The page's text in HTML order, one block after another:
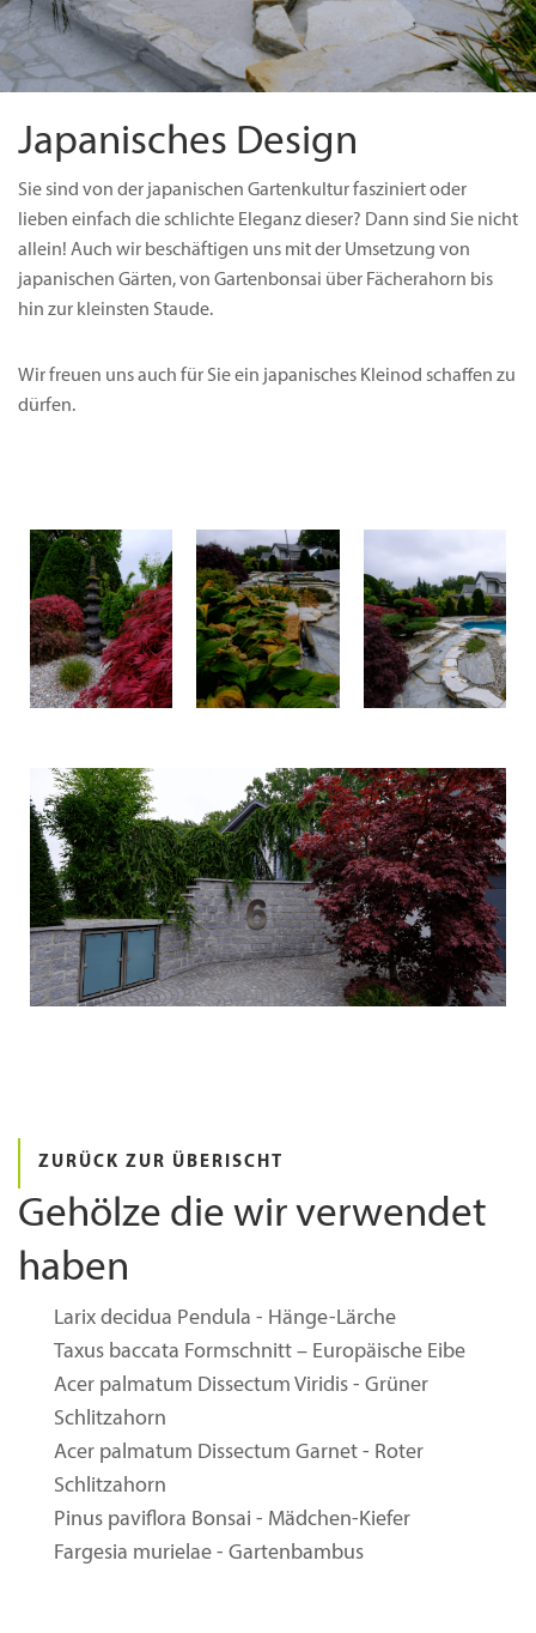
Japanisches Design
Sie sind von der japanischen Gartenkultur fasziniert oder
lieben einfach die schlichte Eleganz dieser? Dann sind Sie nicht
allein! Auch wir beschäftigen uns mit der Umsetzung von
japanischen Gärten, von Gartenbonsai über Fächerahorn bis
hin zur kleinsten Staude.
Wir freuen uns auch für Sie ein japanisches Kleinod schaffen zu
dürfen.
ZURÜCK ZUR ÜBERISCHT
Gehölze die wir verwendet
haben
Larix decidua Pendula - Hänge-Lärche
Taxus baccata Formschnitt – Europäische Eibe
Acer palmatum Dissectum Viridis - Grüner
Schlitzahorn
Acer palmatum Dissectum Garnet - Roter
Schlitzahorn
Pinus paviflora Bonsai - Mädchen-Kiefer
Fargesia murielae - Gartenbambus